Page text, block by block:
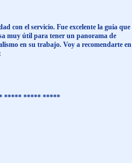
con el servicio. Fue excelente la guía que
muy útil para tener un panorama de
en su trabajo. Voy a recomendarte en
***** ***** *****